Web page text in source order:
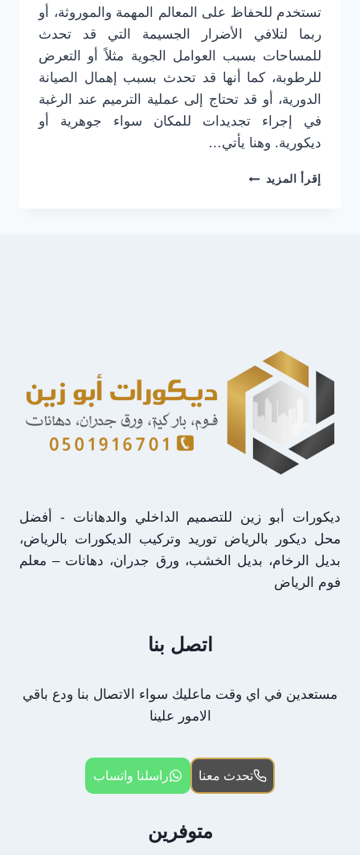
تستخدم للحفاظ على المعالم المهمة والموروثة، أو
ربما لتلافي الأضرار الجسيمة التي قد تحدث
للمساحات بسبب العوامل الجوية مثلاً أو التعرض
للرطوبة، كما أنها قد تحدث بسبب إهمال الصيانة
الدورية، أو قد تحتاج إلى عملية الترميم عند الرغبة
في إجراء تجديدات للمكان سواء جوهرية أو
ديكورية. وهنا يأتي…
إقرأ المزيد معلم
ديكورات أبو زين للتصميم الداخلي والدهانات - أفضل
محل ديكور بالرياض توريد وتركيب الديكورات بالرياض،
بديل الرخام، بديل الخشب، ورق جدران، دهانات – معلم
فوم الرياض
اتصل بنا
مستعدين في اي وقت ماعليك سواء الاتصال بنا ودع باقي
الامور علينا
تحدث معنا راسلنا واتساب
متوفرين